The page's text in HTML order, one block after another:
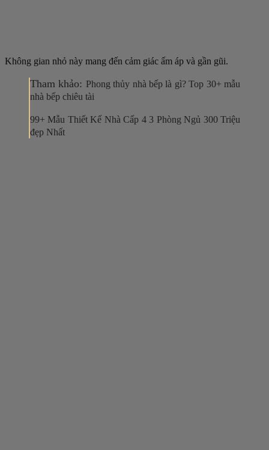
Không gian nhỏ này mang đến cảm giác ấm áp và gần gũi.
Tham khảo: Phong thủy nhà bếp là gì? Top 30+ mẫu
nhà bếp chiêu tài
99+ Mẫu Thiết Kế Nhà Cấp 4 3 Phòng Ngủ 300 Triệu
đẹp Nhất